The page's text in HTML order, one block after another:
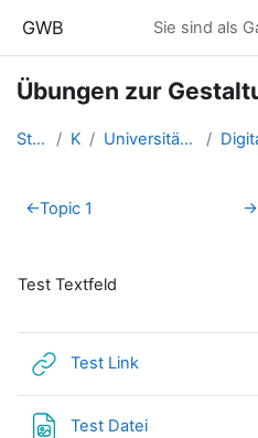
GWB Sie sind als
Übungen zur
Startseite Kurse Universität Salzburg - 2017 un...
Abschnittsübersicht
←Topic 1 →
Test Textfeld
Test LinkLink/URL
Test Datei